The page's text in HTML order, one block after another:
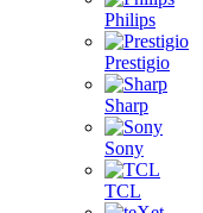
Philips
Prestigio
Sharp
Sony
TCL